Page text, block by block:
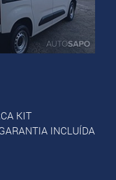
KIT
INCLUÍDA